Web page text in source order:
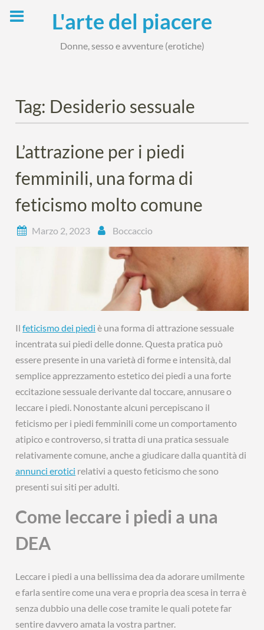
L'arte del piacere
Donne, sesso e avventure (erotiche)
Tag: Desiderio sessuale
L’attrazione per i piedi
femminili, una forma di
feticismo molto comune
Marzo 2, 2023 Boccaccio
Ilfeticismo dei piedi è una forma di attrazione sessuale
incentrata sui piedi delle donne. Questa pratica può
essere presente in una varietà di forme e intensità, dal
semplice apprezzamento estetico dei piedi a una forte
eccitazione sessuale derivante dal toccare, annusare o
leccare i piedi. Nonostante alcuni percepiscano il
feticismo per i piedi femminili come un comportamento
atipico e controverso, si tratta di una pratica sessuale
relativamente comune, anche a giudicare dalla quantità di
annunci erotici relativi a questo feticismo che sono
presenti sui siti per adulti.
Come leccare i piedi a una
DEA
Leccare i piedi a una bellissima dea da adorare umilmente
e farla sentire come una vera e propria dea scesa in terra è
senza dubbio una delle cose tramite le quali potete far
sentire davvero amata la vostra partner.